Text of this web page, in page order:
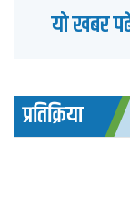
यो खबर
प्रतिक्रिया